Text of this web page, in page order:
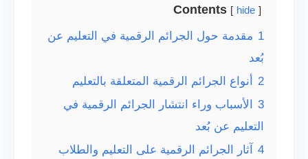
Contents hide
1 مقدمة حول الجرائم الرقمية في التعليم عن
بُعد
2
أنواع الجرائم الرقمية المتعلقة بالتعليم
3
الأسباب وراء انتشار الجرائم الرقمية في
التعليم عن بُعد
4
آثار الجرائم الرقمية على التعليم والطلاب